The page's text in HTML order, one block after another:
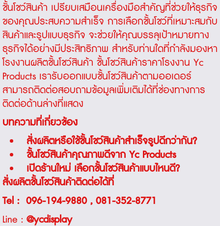
ชั้นโชว์สินค้า เปรียบเสมือนเครื่องมือสำคัญที่ช่วยให้ธุรกิจ
ของคุณประสบความสำเร็จ การเลือกชั้นโชว์ที่เหมาะสมกับ
สินค้าและรูปแบบธุรกิจ จะช่วยให้คุณบรรลุเป้าหมายทาง
ธุรกิจได้อย่างมีประสิทธิภาพ สำหรับท่านใดที่กำลังมองหา
โรงงานผลิตชั้นโชว์สินค้า ชั้นโชว์สินค้าราคาโรงงาน Yc
Products เรารับออกแบบชั้นโชว์สินค้าตามออเดอร์
สามารถติดต่อสอบถามข้อมูลเพิ่มเติมได้ที่ช่องทางการ
ติดต่อด้านล่างที่แสดง
บทความที่เกี่ยวข้อง
สั่งผลิตหรือใช้ชั้นโชว์สินค้าสำเร็จรูปดีกว่ากัน?
ชั้นโชว์สินค้าคุณภาพดีจาก Yc Products
เปิดร้านใหม่ เลือกชั้นโชว์สินค้าแบบไหนดี?
สั่งผลิตชั้นโชว์สินค้าติดต่อได้ที่
Tel : 096-194-9880, 081-352-8771
Line : @ycdisplay